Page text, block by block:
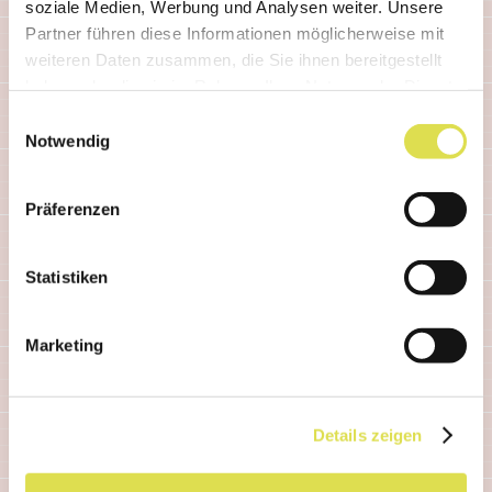
soziale Medien, Werbung und Analysen weiter. Unsere
Partner führen diese Informationen möglicherweise mit
weiteren Daten zusammen, die Sie ihnen bereitgestellt
Notwendig
Präferenzen
Statistiken
Marketing
Details zeigen
Wissenschafts-Ausstellungen